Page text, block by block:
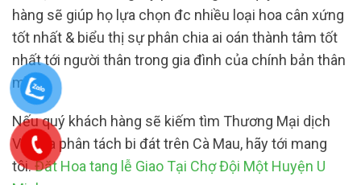
hàng sẽ giúp họ lựa chọn đc nhiều loại hoa cân xứng
tốt nhất & biểu thị sự phân chia ai oán thành tâm tốt
nhất tới người thân trong gia đình của chính bản thân
mình.
Nếu quý khách hàng sẽ kiếm tìm Thương Mại dịch
Vụ hoa phân tách bi đát trên Cà Mau, hãy tới mang
tôi.Đăt Hoa tang lễ Giao Tại Chợ Đội Một Huyện U